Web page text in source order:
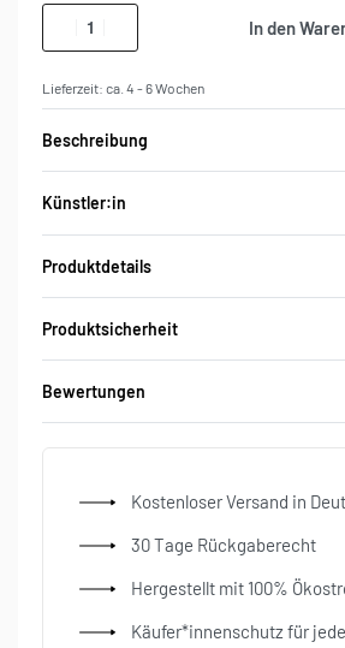
In den
Lieferzeit: ca. 4 - 6 Wochen
Beschreibung
Künstler:in
Produktdetails
Produktsicherheit
Bewertungen
Kostenloser Versand in
30 Tage Rückgaberecht
Hergestellt mit 100%
Käufer*innenschutz für